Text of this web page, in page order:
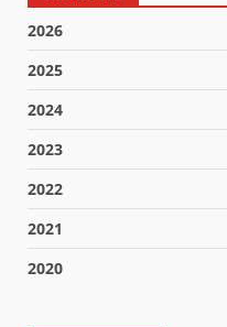
2026
2025
2024
2023
2022
2021
2020